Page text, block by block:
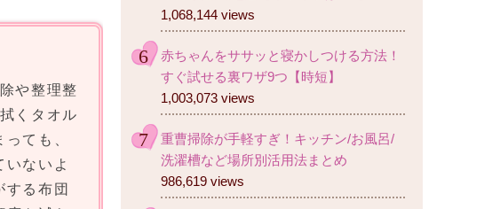
や整理整
くタオル
ても、
ないよ
する布団
1,068,144 views
赤ちゃんをササッと寝かしつける方法！
すぐ試せる裏ワザ9つ【時短】
1,003,073 views
重曹掃除が手軽すぎ！キッチン/お風呂/
洗濯槽など場所別活用法まとめ
986,619 views